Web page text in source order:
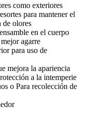
como exteriores
para mantener el
de olores
en el cuerpo
agarre
para uso de
mejora la apariencia
a la intemperie
o Para recolección de